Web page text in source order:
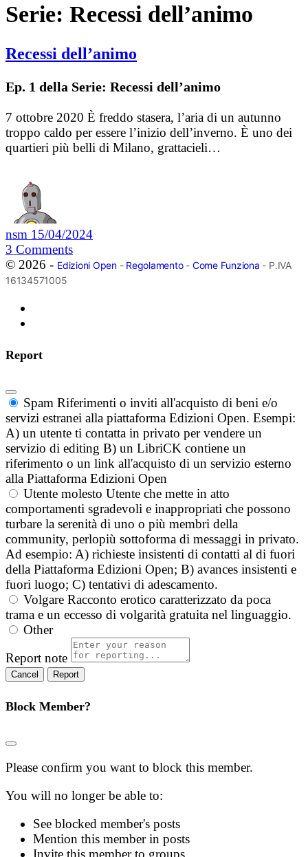
Serie: Recessi dell’animo
Recessi dell’animo
Ep. 1 della Serie: Recessi dell’animo
7 ottobre 2020 È freddo stasera, l’aria di un autunno
troppo caldo per essere l’inizio dell’inverno. È uno dei
quartieri più belli di Milano, grattacieli…
nsm 15/04/2024
3 Comments
© 2026 - Edizioni Open- Regolamento- Come Funziona - P.IVA
16134571005
Report
Spam Riferimenti o inviti all'acquisto di beni e/o
servizi estranei alla piattaforma Edizioni Open. Esempi:
A) un utente ti contatta in privato per vendere un
servizio di editing B) un LibriCK contiene un
riferimento o un link all'acquisto di un servizio esterno
alla Piattaforma Edizioni Open
Utente molesto Utente che mette in atto
comportamenti sgradevoli e inappropriati che possono
turbare la serenità di uno o più membri della
community, perlopiù sottoforma di messaggi in privato.
Ad esempio: A) richieste insistenti di contatti al di fuori
della Piattaforma Edizioni Open; B) avances insistenti e
fuori luogo; C) tentativi di adescamento.
Volgare Racconto erotico caratterizzato da poca
trama e un eccesso di volgarità gratuita nel linguaggio.
Other
Report note
Report
Block Member?
Please confirm you want to block this member.
You will no longer be able to:
See blocked member's posts
Mention this member in posts
Invite this member to groups